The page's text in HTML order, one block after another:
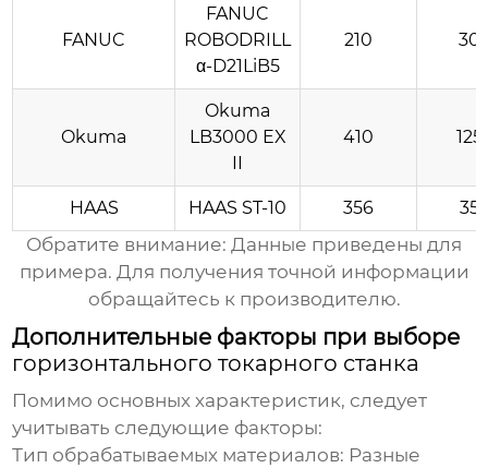
FANUC
FANUC
ROBODRILL
α-D21LiB5
210
Okuma
Okuma
LB3000 EX
410
HAAS HAAS ST-10 356
Обратите внимание: Данные приведены для
примера. Для получения точной информации
обращайтесь к производителю.
Дополнительные факторы при выборе
горизонтального токарного станка
Помимо основных характеристик, следует
учитывать следующие факторы:
Тип обрабатываемых материалов: Разные